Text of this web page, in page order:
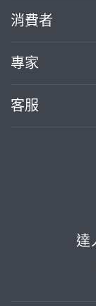
消費者
專家
客服
達